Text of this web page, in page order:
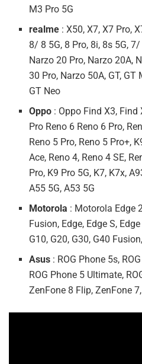
M3 Pro 5G
realme : X50, X7, X7 Pro,
8/ 8 5G, 8 Pro, 8i, 8s 5G,
Narzo 20 Pro, Narzo 20A,
30 Pro, Narzo 50A, GT,
GT Neo
Oppo : Oppo Find X3, Find
Pro Reno 6 Reno 6 Pro,
Reno 5 Pro, Reno 5 Pro+,
Ace, Reno 4, Reno 4 SE,
Pro, K9 Pro 5G, K7, K7x,
A55 5G, A53 5G
Motorola : Motorola Edge
Fusion, Edge, Edge S,
G10, G20, G30, G40
Asus : ROG Phone 5s,
ROG Phone 5 Ultimate,
ZenFone 8 Flip, ZenFone